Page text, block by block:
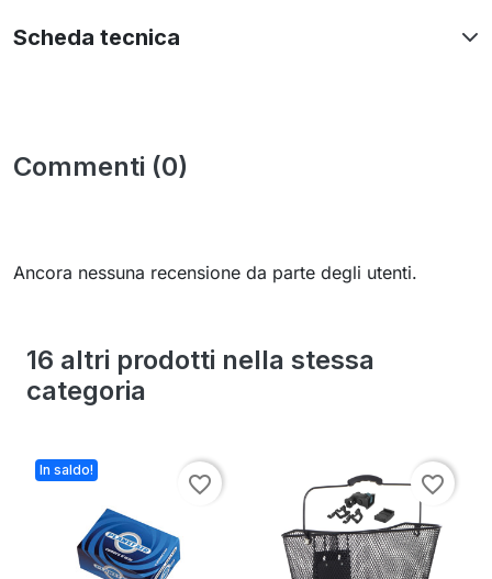
Scheda tecnica
Commenti (0)
Ancora nessuna recensione da parte degli utenti.
16 altri prodotti nella stessa
categoria
In saldo!
favorite_border favorite_border